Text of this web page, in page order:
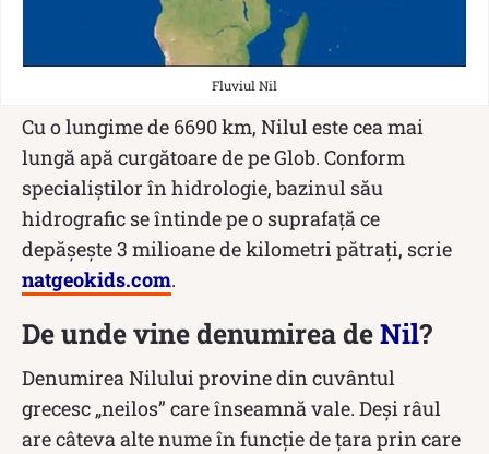
Fluviul Nil
Cu o lungime de 6690 km, Nilul este cea mai
lungă apă curgătoare de pe Glob. Conform
specialiștilor în hidrologie, bazinul său
hidrografic se întinde pe o suprafaţă ce
depăşeşte 3 milioane de kilometri pătraţi, scrie
natgeokids.com.
De unde vine denumirea deNil?
Denumirea Nilului provine din cuvântul
grecesc „neilos” care înseamnă vale. Deși râul
are câteva alte nume în funcție de țara prin care